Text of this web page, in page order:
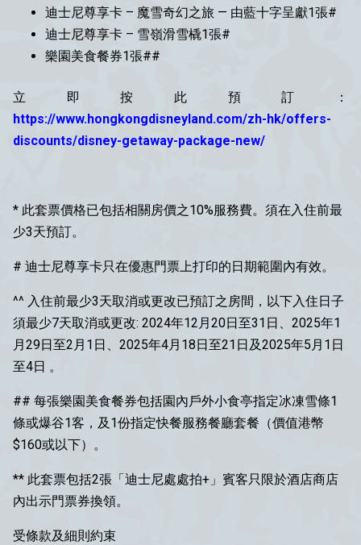
迪士尼尊享卡 – 魔雪奇幻之旅 — 由藍十字呈獻1張#
迪士尼尊享卡 – 雪嶺滑雪橇1張#
樂園美食餐券1張##
立即按此預訂：
https://www.hongkongdisneyland.com/zh-hk/offers-
discounts/disney-getaway-package-new/
* 此套票價格已包括相關房價之10%服務費。須在入住前最
少3天預訂。
# 迪士尼尊享卡只在優惠門票上打印的日期範圍內有效。
^^ 入住前最少3天取消或更改已預訂之房間，以下入住日子
須最少7天取消或更改: 2024年12月20日至31日、2025年1
月29日至2月1日、2025年4月18日至21日及2025年5月1日
至4日 。
## 每張樂園美食餐券包括園內戶外小食亭指定冰凍雪條1
條或爆谷1客，及1份指定快餐服務餐廳套餐（價值港幣
$160或以下）。
** 此套票包括2張「迪士尼處處拍+」賓客只限於酒店商店
內出示門票券換領。
受條款及細則約束